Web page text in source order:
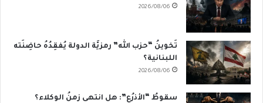
2026/08/06
تَخوينُ “حزب الله” رمزيَّة الدولة يُفقِدُهُ حاضِنَته
اللبنانية؟
2026/08/06
سقوطُ “الأذرُع”: هل انتهى زمنُ الوكلاء؟